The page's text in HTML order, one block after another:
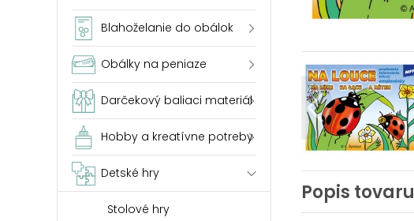
Blahoželanie do obálok
Obálky na peniaze
Darčekový baliaci materiál
Hobby a kreatívne potreby
Detské hry
Stolové hry
Popis tovaru